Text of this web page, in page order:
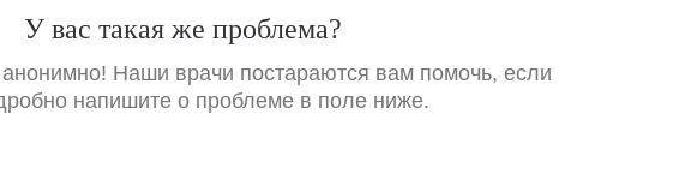
У вас такая же проблема?
Наши врачи постараются вам помочь, если
напишите о проблеме в поле ниже.